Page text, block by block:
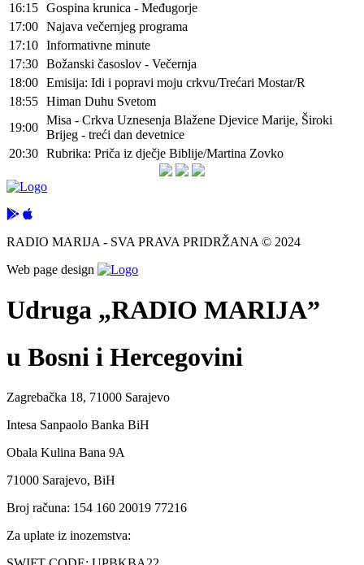
16:15 Gospina krunica - Međugorje
17:00 Najava večernjeg programa
17:10 Informativne minute
17:30 Božanski časoslov - Večernja
18:00 Emisija: Idi i popravi moju crkvu/Trećari Mostar/R
18:55 Himan Duhu Svetom
19:00
Misa - Crkva Uznesenja Blažene Djevice Marije, Široki
Brijeg - treći dan devetnice
20:30 Rubrika: Priča iz dječje Biblije/Martina Zovko
RADIO MARIJA - SVA PRAVA PRIDRŽANA © 2024
Web page design
Udruga „RADIO MARIJA”
u Bosni i Hercegovini
Zagrebačka 18, 71000 Sarajevo
Intesa Sanpaolo Banka BiH
Obala Kulina Bana 9A
71000 Sarajevo, BiH
Broj računa: 154 160 20019 77216
Za uplate iz inozemstva: